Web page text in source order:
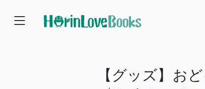
【グッズ】お